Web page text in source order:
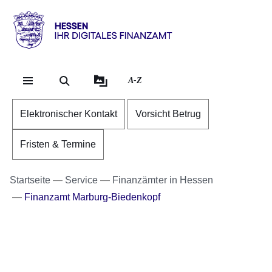
Direkt zum Kopf der
Direkt zum Inhalt
Direkt zum Fuß der
Hessen
Ihr
Finanzamt
A-Z
Elektronischer Kontakt Vorsicht Betrug
Fristen & Termine
Startseite Service
Finanzämter in Hessen
Finanzamt Marburg-Biedenkopf